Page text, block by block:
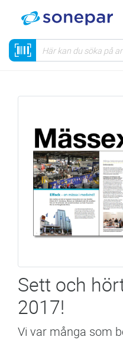
Sett och
2017!
Vi var många som